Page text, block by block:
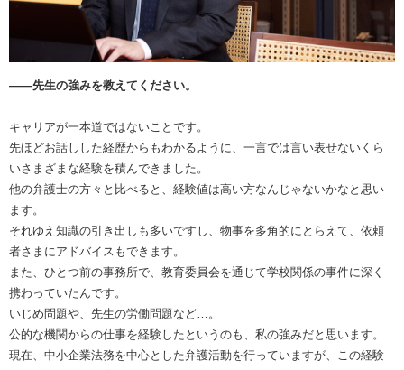
――先生の強みを教えてください。
キャリアが一本道ではないことです。
先ほどお話しした経歴からもわかるように、一言では言い表せないくら
いさまざまな経験を積んできました。
他の弁護士の方々と比べると、経験値は高い方なんじゃないかなと思い
ます。
それゆえ知識の引き出しも多いですし、物事を多角的にとらえて、依頼
者さまにアドバイスもできます。
また、ひとつ前の事務所で、教育委員会を通じて学校関係の事件に深く
携わっていたんです。
いじめ問題や、先生の労働問題など…。
公的な機関からの仕事を経験したというのも、私の強みだと思います。
現在、中小企業法務を中心とした弁護活動を行っていますが、この経験